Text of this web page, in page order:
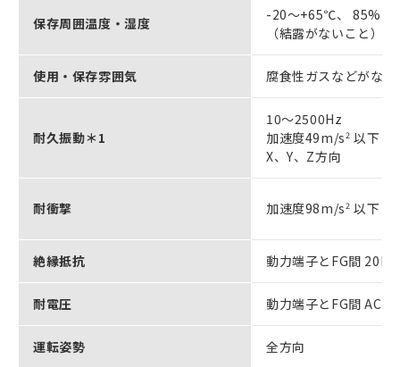
保存周囲温度・湿度
-20～+65℃、
（結露がないこと）
使用・保存雰囲気 腐食性ガスなどがない
耐久振動＊1
10～2500Hz
加速度49m/s2 以下
X、Y、Z方向
耐衝撃 加速度98m/s2 以下 X
絶縁抵抗 動力端子とFG間
耐電圧 動力端子とFG間
運転姿勢 全方向